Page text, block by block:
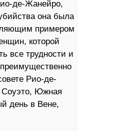
де-Жанейро,
она была
примером
которой
все трудности и
Рио-де-
Южная
день в Вене,